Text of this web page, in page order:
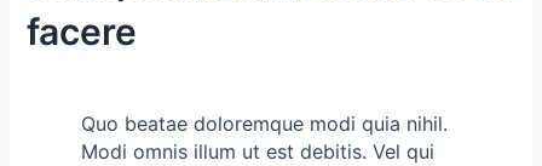
facere
Quo beatae doloremque modi quia nihil.
Modi omnis illum ut est debitis. Vel qui